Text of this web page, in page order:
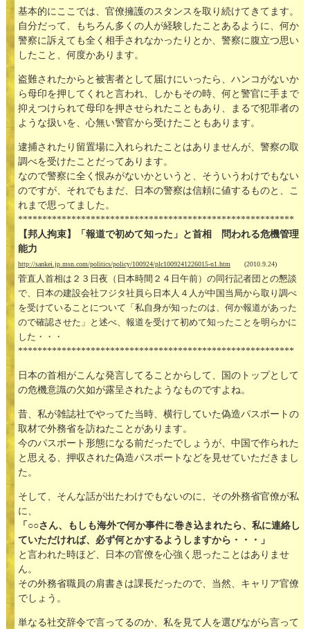
基本的にここでは、官僚擁護のスタンスを取り続けてきてます。
自分だって、もちろん多くの人が経験したことあるように、何か
警察に訴えても全く相手されなかったりとか、警察に腹立つ思い
したこと、何度かあります。
盗難されたからと被害者として届けにいったら、ハンコがないか
ら母印を押してくれと言われ、しかもその時、何と警官に手まで
抑えつけられて母印を押させられたこともあり、まるで犯罪者の
ような扱いを、心無い警官から受けたこともあります。
逮捕されたり留置場に入れられたことはありませんが、警察の取
調べを受けたことだってあります。
なので警察に全く恨みがないかというと、そういうわけでもない
のですが、それでもまだ、日本の警察は信頼に値するものと、こ
れまで思ってました。
*********************************************************
【邦人拘束】「報道で初めて知った」と首相 問われる危機管理
能力
http://sankei.jp.msn.com/politics/policy/100924/plc1009241226015-n1.htm (2010.9.24)
菅直人首相は２３日夜（日本時間２４日午前）の同行記者団との懇談
で、日本の建設会社フジタ社員ら日本人４人が中国当局から取り調べ
を受けていることについて「私自身が知ったのは、何か報道があった
ので確認させた」と述べ、報道を受けて初めて知ったことを明らかに
した・・・
*********************************************************
日本の首相がこんな発言してることからして、国のトップとして
の危機意識の欠如が露呈されたようなものですよね。
昔、私が雑誌社でやってた当時、横行していた偽造パスポートの
取材で外務省を訪ねたことがあります。
今のパスポート形態になる前だったでしょうが、中国で作られた
と思える、押収された偽造パスポートなどを見せていただきまし
た。
そして、そんな話が出たわけでもないのに、その外務省官僚が私
に、
「○○さん、もしも海外で何か事件に巻き込まれたら、私に連絡し
ていただければ、必ず何とかするようしますから・・・」
と言われた時ほど、日本の官僚を心強く思ったことはありませ
ん。
その外務省職員の肩書きは課長だったので、当然、キャリア官僚
でしょう。
単なる社交辞令で言ってるのか、私を見て人を選びながら言って